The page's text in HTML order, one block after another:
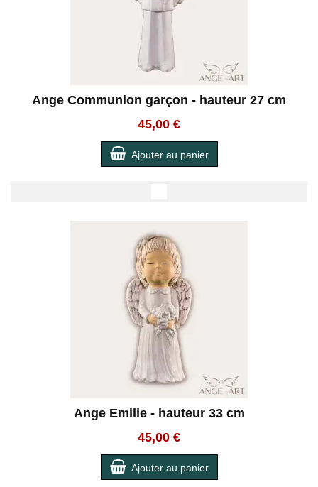
Ange Communion garçon - hauteur 27 cm
45,00 €
Ajouter au panier
Ange Emilie - hauteur 33 cm
45,00 €
Ajouter au panier